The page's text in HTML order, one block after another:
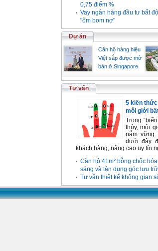
0,75 điểm %
Vay ngân hàng đầu tư bất
"ôm bom nợ"
Dự án
Căn hộ hàng hiệu
Việt sắp được mở
bán ở Singapore
Tư vấn
5 kiến
môi giới
Trong
thủy, môi
nắm vững
dưới đây
khách hàng, nâng cao uy tín
Căn hộ 41m² bỗng chốc
sáng và tận dụng góc lưu
Tư vấn thiết kế không gian